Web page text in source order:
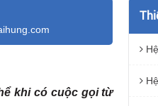
khi có cuộc gọi từ
Hệ
Hệ